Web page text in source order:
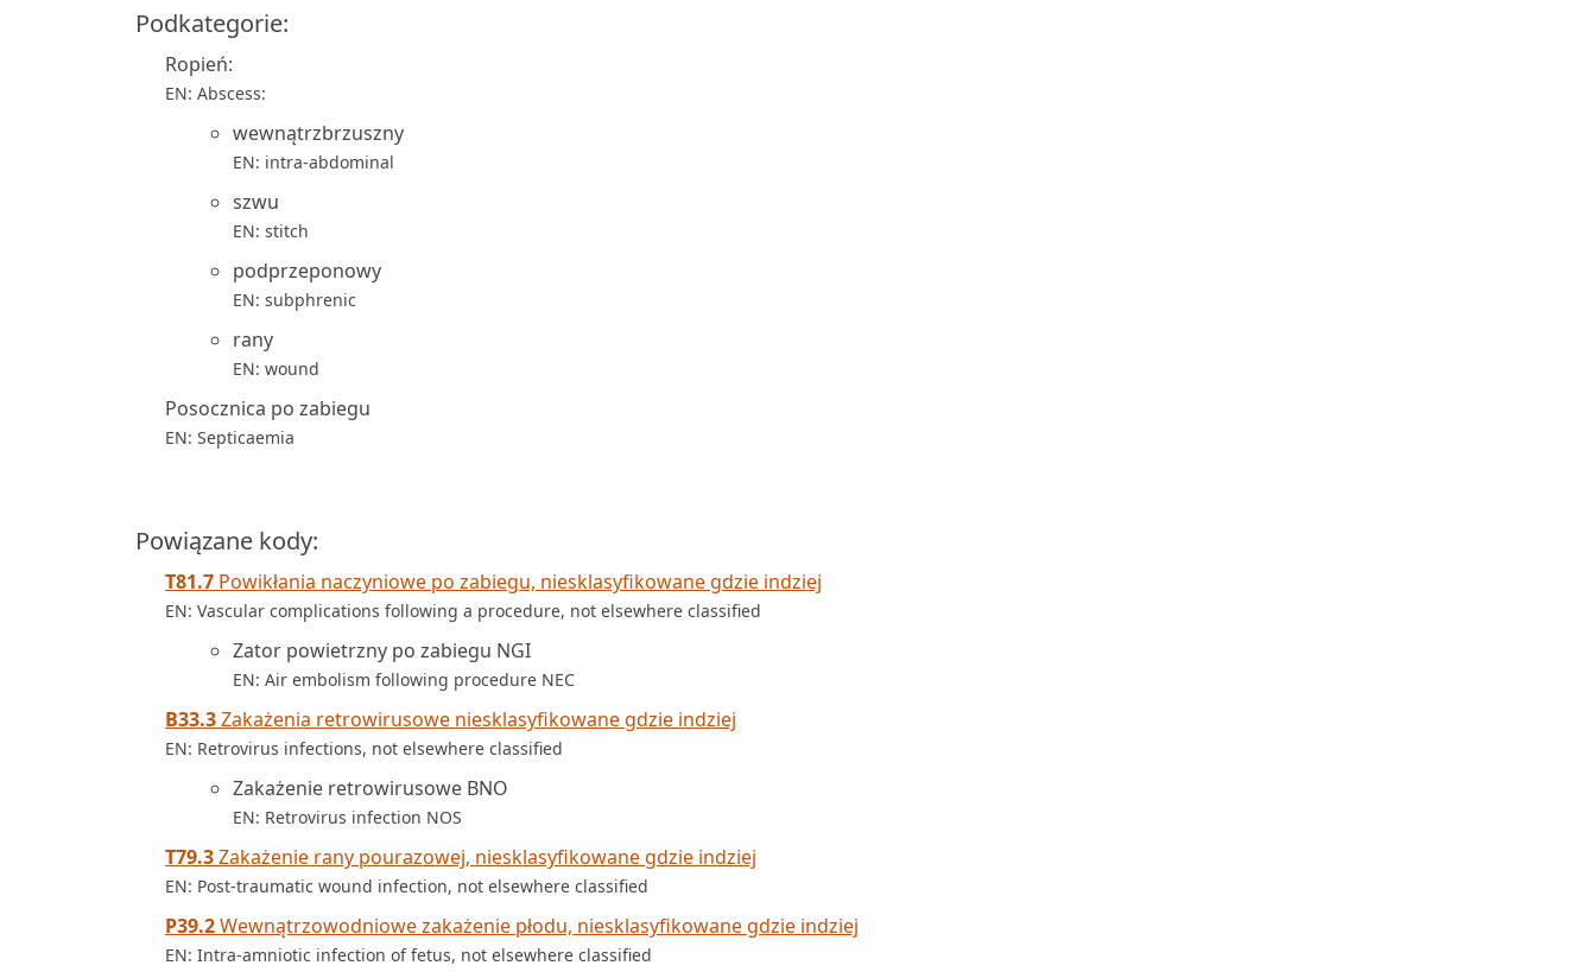
Podkategorie:
Ropień:
EN: Abscess:
wewnątrzbrzuszny
EN: intra-abdominal
szwu
EN: stitch
podprzeponowy
EN: subphrenic
rany
EN: wound
Posocznica po zabiegu
EN: Septicaemia
Powiązane kody:
T81.7 Powikłania naczyniowe po zabiegu, niesklasyfikowane gdzie indziej
EN: Vascular complications following a procedure, not elsewhere classified
Zator powietrzny po zabiegu NGI
EN: Air embolism following procedure NEC
B33.3Zakażenia retrowirusowe niesklasyfikowane gdzie indziej
EN: Retrovirus infections, not elsewhere classified
Zakażenie retrowirusowe BNO
EN: Retrovirus infection NOS
T79.3Zakażenie rany pourazowej, niesklasyfikowane gdzie indziej
EN: Post-traumatic wound infection, not elsewhere classified
P39.2Wewnątrzowodniowe zakażenie płodu, niesklasyfikowane gdzie indziej
EN: Intra-amniotic infection of fetus, not elsewhere classified